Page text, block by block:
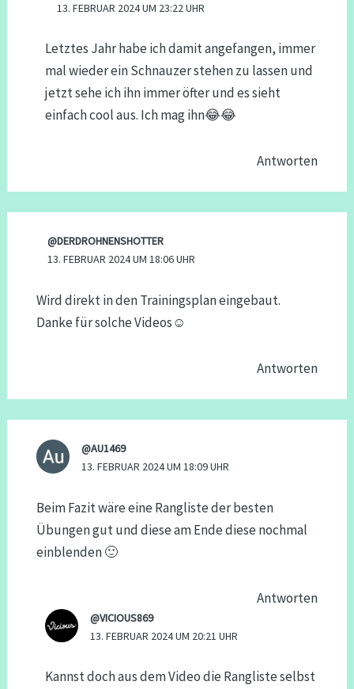
13. FEBRUAR 2024 UM 23:22 UHR
Letztes Jahr habe ich damit angefangen, immer
mal wieder ein Schnauzer stehen zu lassen und
jetzt sehe ich ihn immer öfter und es sieht
einfach cool aus. Ich mag ihn😂😂
Antworten
@DERDROHNENSHOTTER
13. FEBRUAR 2024 UM 18:06 UHR
Wird direkt in den Trainingsplan eingebaut.
Danke für solche Videos☺
Antworten
@AU1469
13. FEBRUAR 2024 UM 18:09 UHR
Beim Fazit wäre eine Rangliste der besten
Übungen gut und diese am Ende diese nochmal
einblenden 🙂
Antworten
@VICIOUS869
13. FEBRUAR 2024 UM 20:21 UHR
Kannst doch aus dem Video die Rangliste selbst